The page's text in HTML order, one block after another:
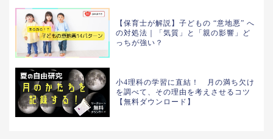
【保育士が解説】子どもの “意地悪” へ
の対処法｜「気質」と「親の影響」ど
っちが強い？
小4理科の学習に直結！ 月の満ち欠け
を調べて、その理由を考えさせるコツ
【無料ダウンロード】